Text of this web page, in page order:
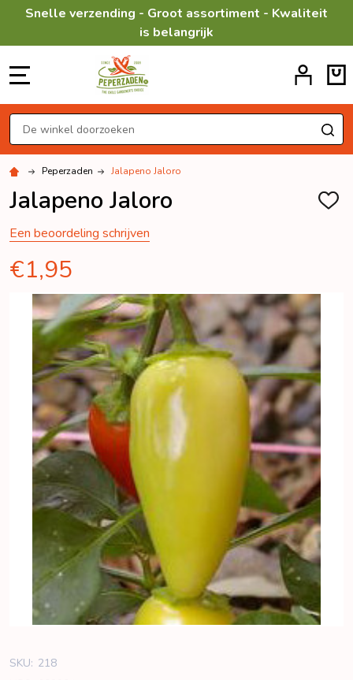
Snelle verzending - Groot assortiment - Kwaliteit
is belangrijk
Zoeken
Peperzaden Jalapeno Jaloro
Jalapeno Jaloro
Een beoordeling schrijven
€1,95
SKU: 218